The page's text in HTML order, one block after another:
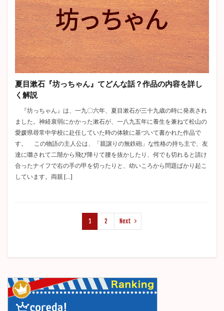
夏目漱石『坊っちゃん』てどんな話？作品の内容を詳し
く解説
『坊っちゃん』は、一九〇六年、夏目漱石が三十九歳の時に発表され
ました。神経衰弱にかかった漱石が、一八九五年に養生を兼ねて松山の
愛媛県尋常中学校に赴任していた時の体験に基づいて書かれた作品で
す。 この物語の主人公は、「親譲りの無鉄砲」な性格の持ち主で、友
達に囃されて二階から飛び降りて腰を抜かしたり、何でも切れると請け
合ったナイフで右の手の甲を切ったりと、幼いころから問題ばかり起こ
しています。両親 […]
1 2 Next